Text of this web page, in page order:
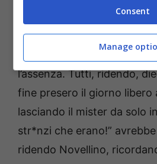
mister di saltare la
riposare. Il tecnico, tra il
propose alla squadra di
l’assenza. Tutti, ridendo,
fine presero il giorno libero
lasciando il mister da solo
str*nzi che erano!”
ridendo Novellino,
Consent
Manage